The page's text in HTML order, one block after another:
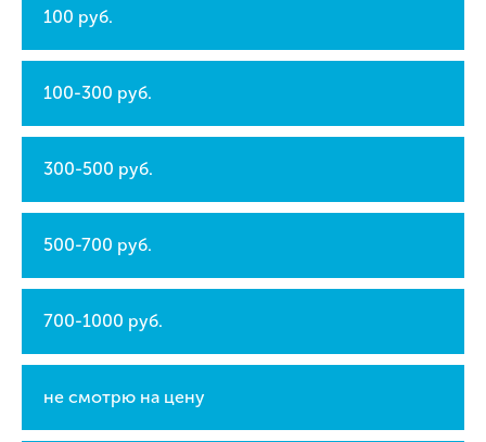
100 руб.
100-300 руб.
300-500 руб.
500-700 руб.
700-1000 руб.
не смотрю на цену